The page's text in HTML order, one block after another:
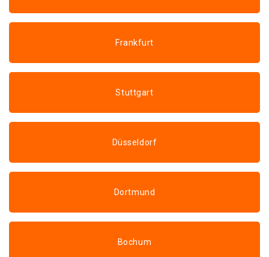
Frankfurt
Stuttgart
Düsseldorf
Dortmund
Bochum